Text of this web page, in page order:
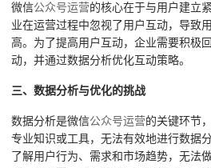
微信公众号运营的核心在于与用户建立
业在运营过程中忽视了用户互动，导致
高。为了提高用户互动，企业需要积极
动，并通过数据分析优化互动策略。
三、数据分析与优化的挑战
数据分析是微信公众号运营的关键环节
专业知识或工具，无法有效地进行数据
了解用户行为、需求和市场趋势，无法